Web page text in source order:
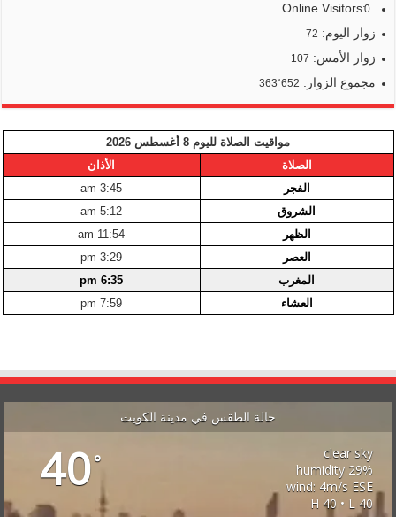
Online Visitors:
0
زوار اليوم: 72
زوار الأمس: 107
مجموع الزوار: 363٬652
مواقيت الصلاة لليوم 8 أغسطس 2026
الصلاة
الأذان
الفجر
3:45 am
الشروق
5:12 am
الظهر
11:54 am
العصر
3:29 pm
المغرب
6:35 pm
العشاء
7:59 pm
حالة الطقس في مدينة الكويت
40°
clear sky
29% humidity
wind: 4m/s ESE
H 40 • L 40